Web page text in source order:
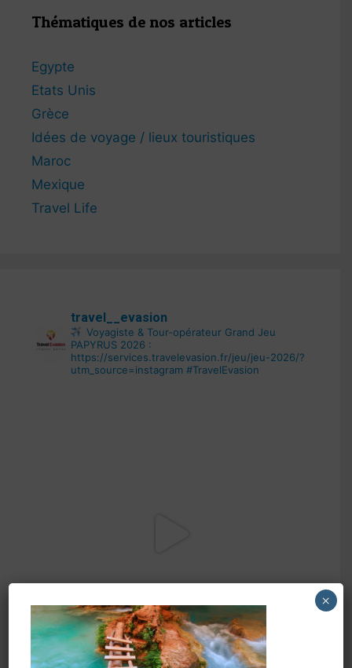
Thématiques de nos articles
Egypte
Etats Unis
Grèce
Idées de voyage / lieux touristiques
Maroc
Mexique
Travel Life
travel__evasion
Voyagiste & Tour-opérateur Grand Jeu
PAPYRUS 2026 :
https://services.travelevasion.fr/jeu/jeu-2026/?
utm_source=instagram #TravelEvasion
×